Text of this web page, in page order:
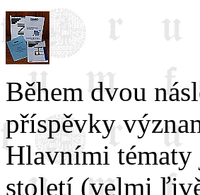
Během dvou
příspěvky
Hlavními tématy
století (velmi